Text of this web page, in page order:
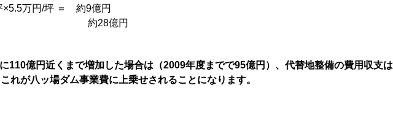
万円/坪 ＝ 約9億円
億円
110億円近くまで増加した場合は（2009年度までで95億円）、代替地整備の費用収支は
れが八ッ場ダム事業費に上乗せされることになります。